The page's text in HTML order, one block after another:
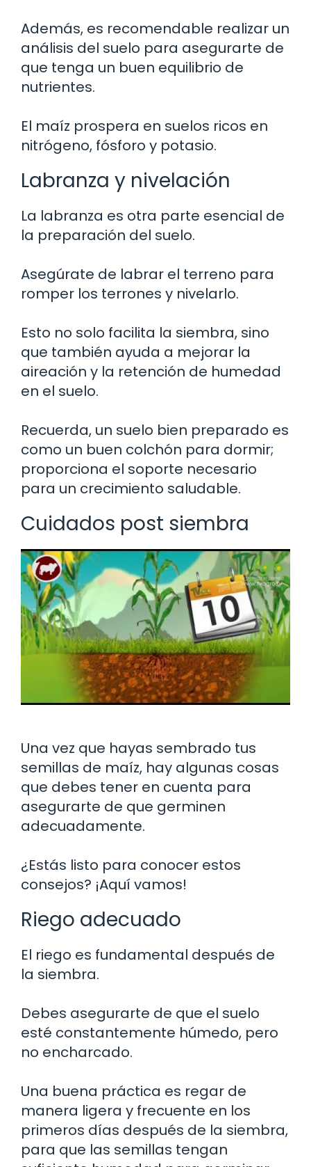
Además, es recomendable realizar un
análisis del suelo para asegurarte de
que tenga un buen equilibrio de
nutrientes.
El maíz prospera en suelos ricos en
nitrógeno, fósforo y potasio.
Labranza y nivelación
La labranza es otra parte esencial de
la preparación del suelo.
Asegúrate de labrar el terreno para
romper los terrones y nivelarlo.
Esto no solo facilita la siembra, sino
que también ayuda a mejorar la
aireación y la retención de humedad
en el suelo.
Recuerda, un suelo bien preparado es
como un buen colchón para dormir;
proporciona el soporte necesario
para un crecimiento saludable.
Cuidados post siembra
Una vez que hayas sembrado tus
semillas de maíz, hay algunas cosas
que debes tener en cuenta para
asegurarte de que germinen
adecuadamente.
¿Estás listo para conocer estos
consejos? ¡Aquí vamos!
Riego adecuado
El riego es fundamental después de
la siembra.
Debes asegurarte de que el suelo
esté constantemente húmedo, pero
no encharcado.
Una buena práctica es regar de
manera ligera y frecuente en los
primeros días después de la siembra,
para que las semillas tengan